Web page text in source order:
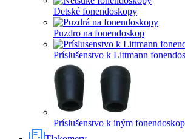
Detské fonendoskopy
Puzdro na fonendoskop
Príslušenstvo k Littmann
Príslušenstvo k iným